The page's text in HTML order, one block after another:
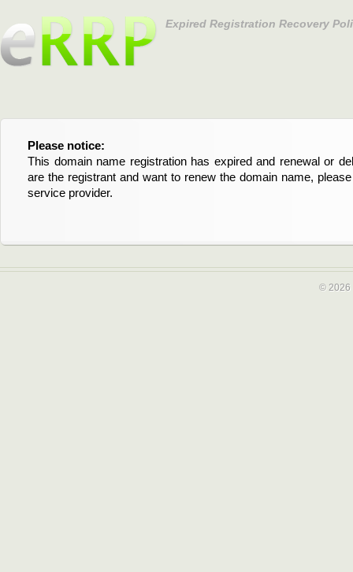
Expired Registration Recovery
Please notice:
This domain name registration has expired and renewal or
are the registrant and want to renew the domain name,
service provider.
Bitte beachten Sie:
Diese Domainregistrierung ist abgelaufen und die
Domain stehen an. Wenn Sie der Registrant sind und
verlängern möchten, kontaktieren Sie bitte Ihren Service-
© 2026